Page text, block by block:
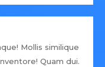
Mollis similique
Quam dui.